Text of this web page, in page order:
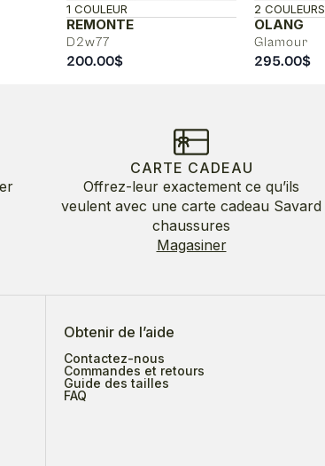
REMONTE
D2w77
1 COULEUR
200.00$
OLANG
Glamour
2 COULEURS
295.00$
CARTE CADEAU
Offrez-leur exactement ce qu’ils
veulent avec une carte cadeau Savard
chaussures
Magasiner
Obtenir de l’aide
Contactez-nous
Commandes et retours
Guide des tailles
FAQ